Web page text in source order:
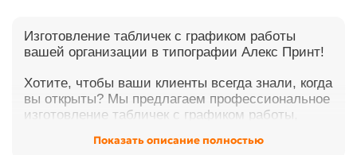
Изготовление табличек с графиком работы
вашей организации в типографии Алекс Принт!
Хотите, чтобы ваши клиенты всегда знали, когда
вы открыты? Мы предлагаем профессиональное
изготовление табличек с графиком работы,
информировать посетителей о часах работы
Показать описание полностью